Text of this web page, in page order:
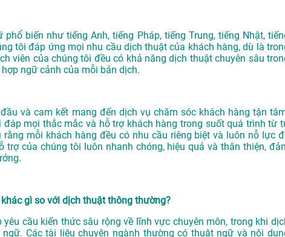
biến như tiếng Anh, tiếng Pháp, tiếng Trung, tiếng Nhật,
tôi đáp ứng mọi nhu cầu dịch thuật của khách hàng, dù là
viên của chúng tôi đều có khả năng dịch thuật chuyên sâu
ngữ cảnh của mỗi bản dịch.
và cam kết mang đến dịch vụ chăm sóc khách hàng tận
mọi thắc mắc và hỗ trợ khách hàng trong suốt quá trình từ
mỗi khách hàng đều có nhu cầu riêng biệt và luôn nỗ lực
của chúng tôi luôn nhanh chóng, hiệu quả và thân thiện,
gì so với dịch thuật thông thường?
cầu kiến thức sâu rộng về lĩnh vực chuyên môn, trong khi
Các tài liệu chuyên ngành thường có thuật ngữ và nội